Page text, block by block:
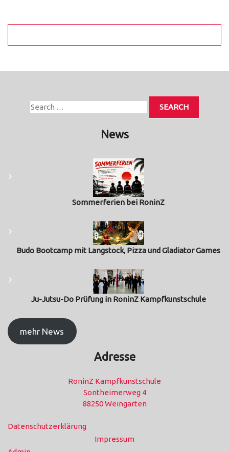
News
Sommerferien bei RoninZ
Budo Bootcamp mit Langstock, Pizza und Gladiator Games
Ju-Jutsu-Do Prüfung in RoninZ Kampfkunstschule
mehr News
Adresse
RoninZ Kampfkunstschule
Sontheimerweg 4
88250 Weingarten
Datenschutzerklärung
Impressum